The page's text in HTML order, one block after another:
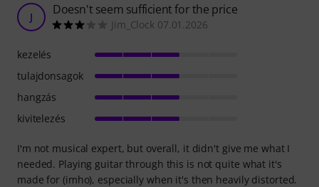
J Doesn't seem sufficient for the price
Jim_Clock 07.01.2026
I'm not musical expert, but overall, it didn't give me what I
needed. Playing guitar through this is not quite what it's
made for (imho), especially when it's then heavily distorted.
kezelés
tulajdonsagok
hangzás
kivitelezés